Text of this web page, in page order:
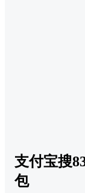
支付宝搜
包